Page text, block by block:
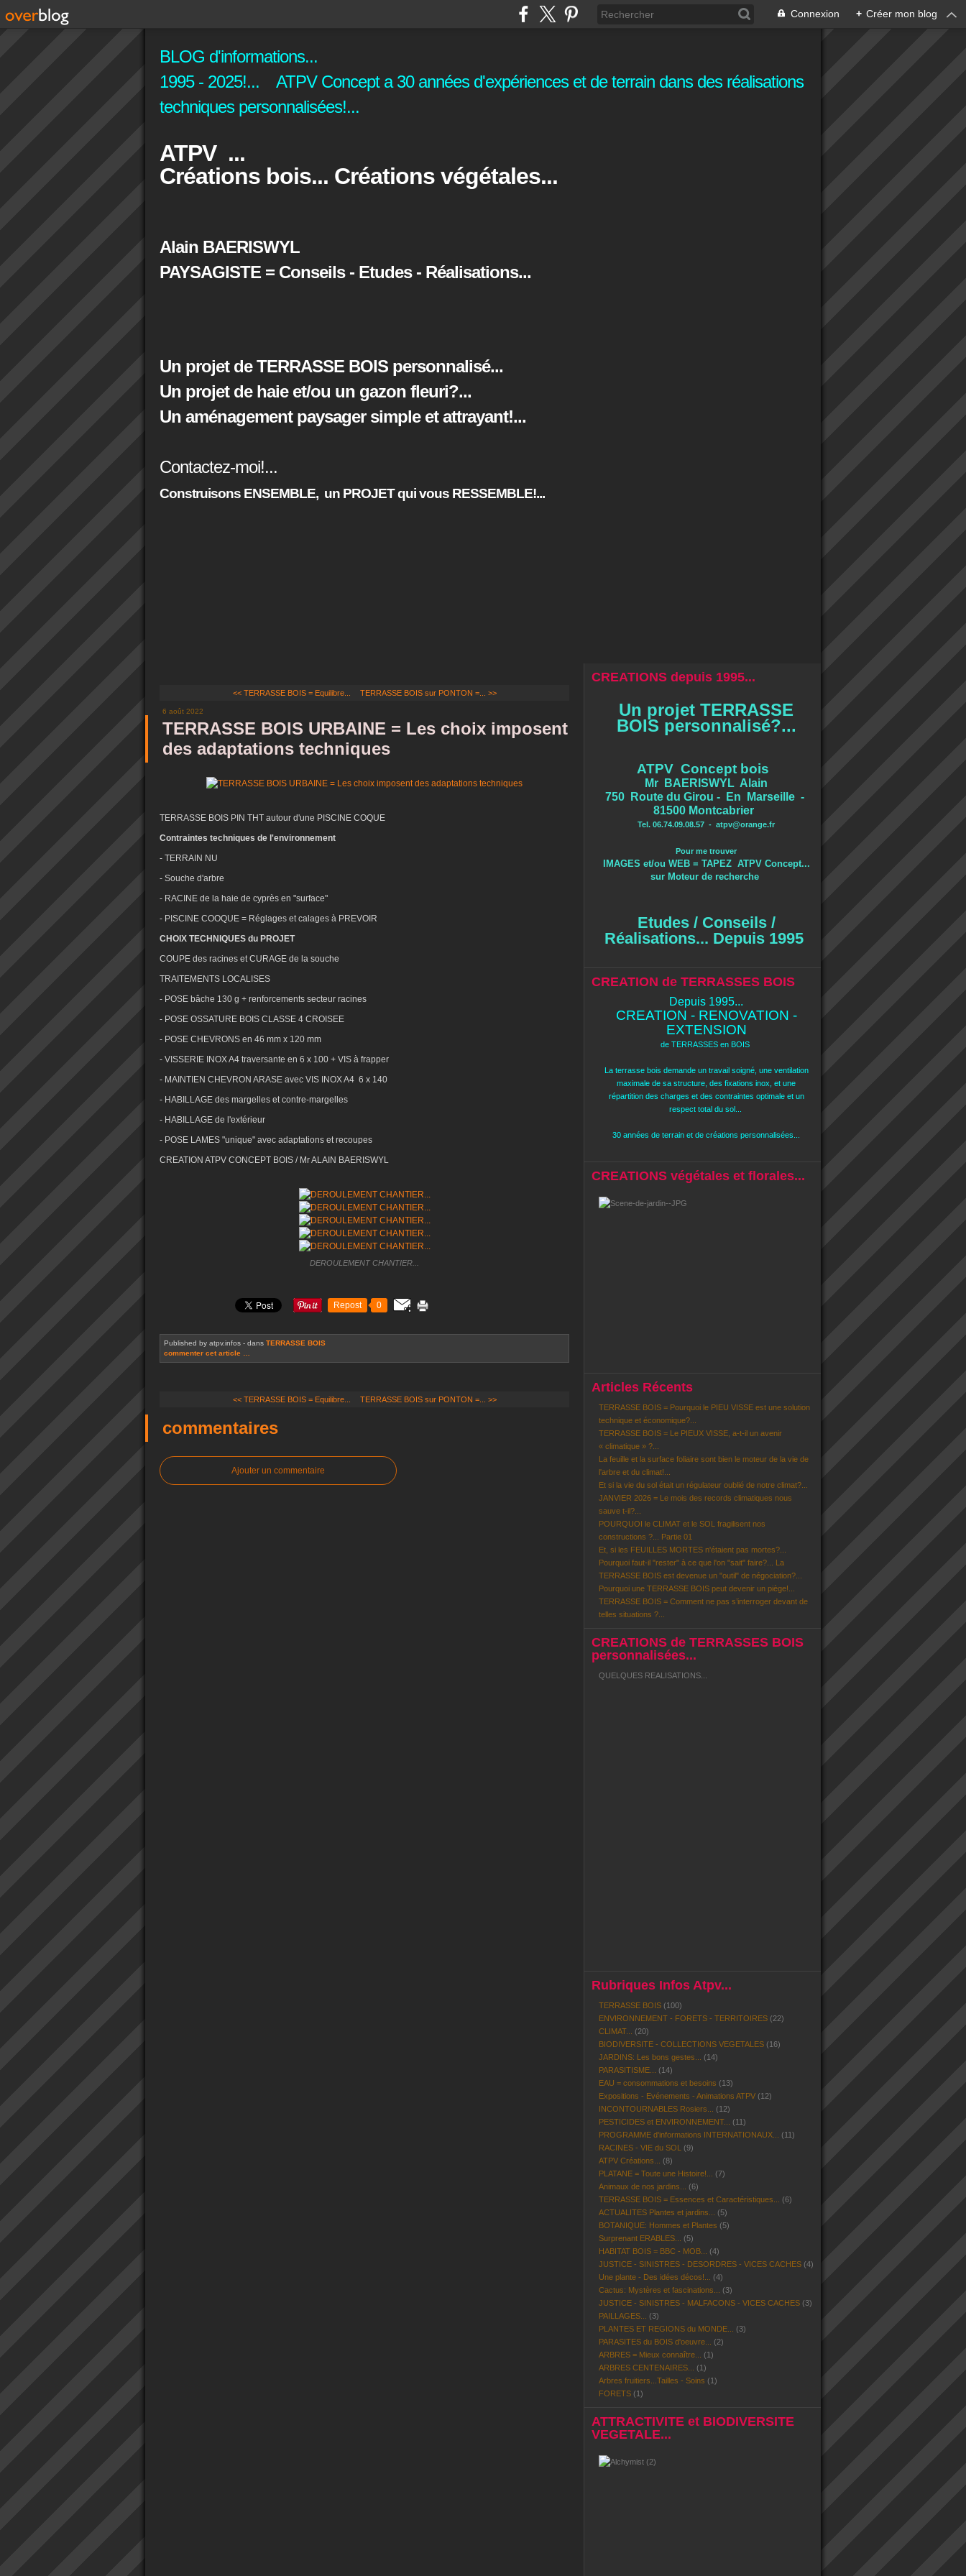
Connexion + Créer mon blog
BLOG d'informations...
1995 - 2025!... ATPV Concept a 30 années d'expériences et de terrain dans des réalisations
techniques personnalisées!...
ATPV ...
Créations bois... Créations végétales...
Alain BAERISWYL
PAYSAGISTE = Conseils - Etudes - Réalisations...
Un projet de TERRASSE BOIS personnalisé...
Un projet de haie et/ou un gazon fleuri?...
Un aménagement paysager simple et attrayant!...
Contactez-moi!...
Construisons ENSEMBLE, un PROJET qui vous RESSEMBLE!...
<< TERRASSE BOIS = Equilibre... TERRASSE BOIS sur PONTON =... >>
6 août 2022
TERRASSE BOIS URBAINE = Les choix imposent
des adaptations techniques
TERRASSE BOIS PIN THT autour d'une PISCINE COQUE
Contraintes techniques de l'environnement
- TERRAIN NU
- Souche d'arbre
- RACINE de la haie de cyprès en "surface"
- PISCINE COOQUE = Réglages et calages à PREVOIR
CHOIX TECHNIQUES du PROJET
COUPE des racines et CURAGE de la souche
TRAITEMENTS LOCALISES
- POSE bâche 130 g + renforcements secteur racines
- POSE OSSATURE BOIS CLASSE 4 CROISEE
- POSE CHEVRONS en 46 mm x 120 mm
- VISSERIE INOX A4 traversante en 6 x 100 + VIS à frapper
- MAINTIEN CHEVRON ARASE avec VIS INOX A4 6 x 140
- HABILLAGE des margelles et contre-margelles
- HABILLAGE de l'extérieur
- POSE LAMES "unique" avec adaptations et recoupes
CREATION ATPV CONCEPT BOIS / Mr ALAIN BAERISWYL
DEROULEMENT CHANTIER...
Repost 0
Published by atpv.infos - dans TERRASSE BOIS
commenter cet article
<< TERRASSE BOIS = Equilibre... TERRASSE BOIS sur PONTON =... >>
commentaires
Ajouter un commentaire
CREATIONS depuis 1995...
Un projet TERRASSE
BOIS personnalisé?...
ATPV Concept bois
Mr BAERISWYL Alain
750 Route du Girou - En Marseille -
81500 Montcabrier
Tel. 06.74.09.08.57 - atpv@orange.fr
Pour me trouver
IMAGES et/ou WEB = TAPEZ ATPV Concept...
sur Moteur de recherche
Etudes / Conseils /
Réalisations... Depuis 1995
CREATION de TERRASSES BOIS
Depuis 1995...
CREATION - RENOVATION -
EXTENSION
de TERRASSES en BOIS
La terrasse bois demande un travail soigné, une ventilation
maximale de sa structure, des fixations inox, et une
répartition des charges et des contraintes optimale et un
respect total du sol...
30 années de terrain et de créations personnalisées...
CREATIONS végétales et florales...
Articles Récents
TERRASSE BOIS = Pourquoi le PIEU VISSE est une solution
technique et économique?...
TERRASSE BOIS = Le PIEUX VISSE, a-t-il un avenir
« climatique » ?...
La feuille et la surface foliaire sont bien le moteur de la vie de
l'arbre et du climat!...
Et si la vie du sol était un régulateur oublié de notre climat?...
JANVIER 2026 = Le mois des records climatiques nous
sauve t-il?...
POURQUOI le CLIMAT et le SOL fragilisent nos
constructions ?... Partie 01
Et, si les FEUILLES MORTES n'étaient pas mortes?...
Pourquoi faut-il "rester" à ce que l'on "sait" faire?... La
TERRASSE BOIS est devenue un "outil" de négociation?...
Pourquoi une TERRASSE BOIS peut devenir un piège!...
TERRASSE BOIS = Comment ne pas s’interroger devant de
telles situations ?...
CREATIONS de TERRASSES BOIS
personnalisées...
QUELQUES REALISATIONS...
Rubriques Infos Atpv...
TERRASSE BOIS (100)
ENVIRONNEMENT - FORETS - TERRITOIRES (22)
CLIMAT...
(20)
BIODIVERSITE - COLLECTIONS VEGETALES (16)
JARDINS: Les bons gestes...
(14)
PARASITISME...
(14)
EAU = consommations et besoins (13)
Expositions - Evénements - Animations ATPV (12)
INCONTOURNABLES Rosiers...
(12)
PESTICIDES et ENVIRONNEMENT...
(11)
PROGRAMME d'informations INTERNATIONAUX...
(11)
RACINES - VIE du SOL
(9)
ATPV Créations...
(8)
PLATANE = Toute une Histoire!...
(7)
Animaux de nos jardins...
(6)
TERRASSE BOIS = Essences et Caractéristiques...
(6)
ACTUALITES Plantes et jardins...
(5)
BOTANIQUE: Hommes et Plantes (5)
Surprenant ERABLES...
(5)
HABITAT BOIS = BBC - MOB...
(4)
JUSTICE - SINISTRES - DESORDRES - VICES CACHES (4)
Une plante - Des idées décos!...
(4)
Cactus: Mystères et fascinations...
(3)
JUSTICE - SINISTRES - MALFACONS - VICES CACHES (3)
PAILLAGES...
(3)
PLANTES ET REGIONS du MONDE...
(3)
PARASITES du BOIS d'oeuvre...
(2)
ARBRES = Mieux connaître...
(1)
ARBRES CENTENAIRES...
(1)
Arbres fruitiers...Tailles - Soins (1)
FORETS (1)
ATTRACTIVITE et BIODIVERSITE
VEGETALE...